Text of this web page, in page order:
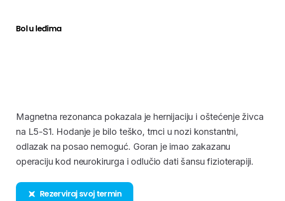
Bol u leđima
Magnetna rezonanca pokazala je hernijaciju i oštećenje živca
na L5-S1. Hodanje je bilo teško, trnci u nozi konstantni,
odlazak na posao nemoguć. Goran je imao zakazanu
operaciju kod neurokirurga i odlučio dati šansu fizioterapiji.
Rezerviraj svoj termin